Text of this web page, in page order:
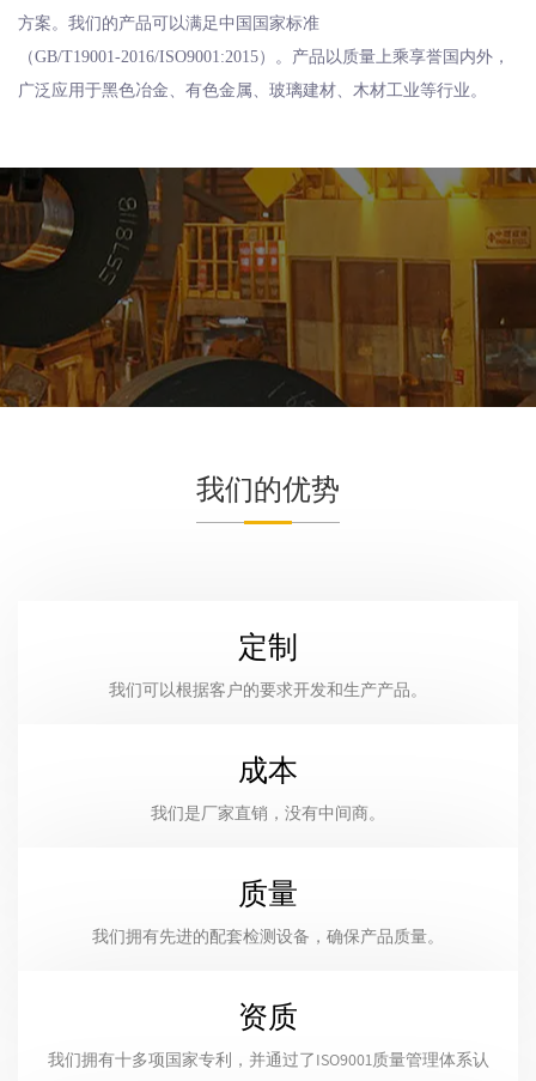
方案。我们的产品可以满足中国国家标准
（GB/T19001-2016/ISO9001:2015）。产品以质量上乘享誉国内外，
广泛应用于黑色冶金、有色金属、玻璃建材、木材工业等行业。
我们的优势
定制
我们可以根据客户的要求开发和生产产品。
成本
我们是厂家直销，没有中间商。
质量
我们拥有先进的配套检测设备，确保产品质量。
资质
我们拥有十多项国家专利，并通过了ISO9001质量管理体系认